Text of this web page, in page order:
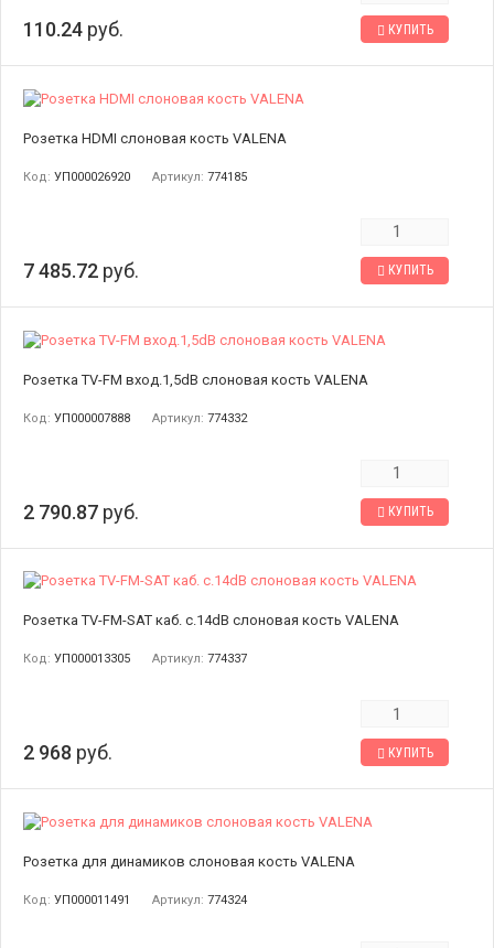
110.24 руб. КУПИТЬ
Розетка HDMI слоновая кость VALENA
Код: УП000026920 Артикул: 774185
7 485.72 руб. КУПИТЬ
Розетка TV-FM вход.1,5dB слоновая кость VALENA
Код: УП000007888 Артикул: 774332
2 790.87 руб. КУПИТЬ
Розетка TV-FM-SAT каб. с.14dB слоновая кость VALENA
Код: УП000013305 Артикул: 774337
2 968 руб. КУПИТЬ
Розетка для динамиков слоновая кость VALENA
Код: УП000011491 Артикул: 774324